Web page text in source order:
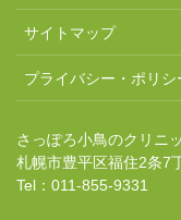
サイトマップ
プライバシー・ポリシ
さっぽろ小鳥のクリニ
札幌市豊平区福住2条7
Tel：011-855-9331